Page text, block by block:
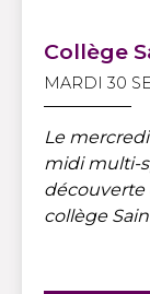
Collège
MARDI 30
Le
midi multi-
découverte
collège